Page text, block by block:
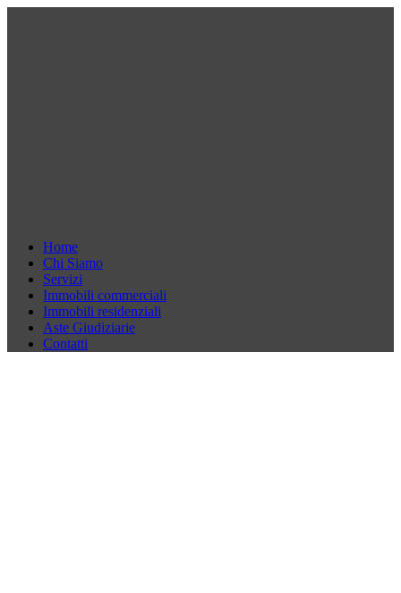
Home
Chi Siamo
Servizi
Immobili commerciali
Immobili residenziali
Aste Giudiziarie
Contatti